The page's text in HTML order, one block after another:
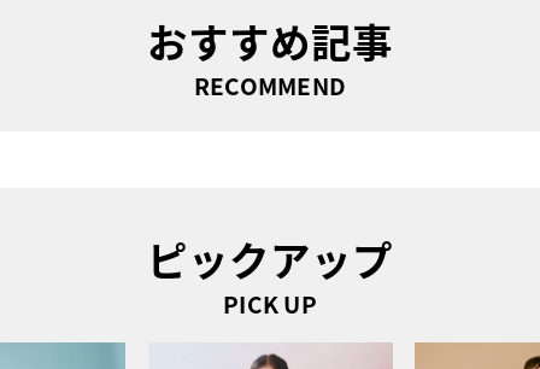
おすすめ記事
RECOMMEND
ピックアップ
PICK UP